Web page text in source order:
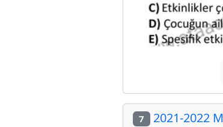
7 2021-2022